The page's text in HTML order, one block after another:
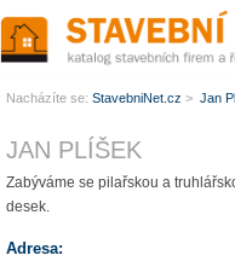
JAN PLÍŠEK
Zabýváme se pilařskou a
desek.
Adresa:
Nacházíte se: StavebniNet.cz > Jan